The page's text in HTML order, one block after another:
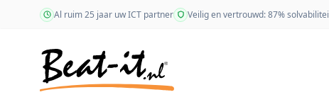
Ga naar de inhoudAl ruim 25 jaar uw ICT partner Veilig en vertrouwd: 87%